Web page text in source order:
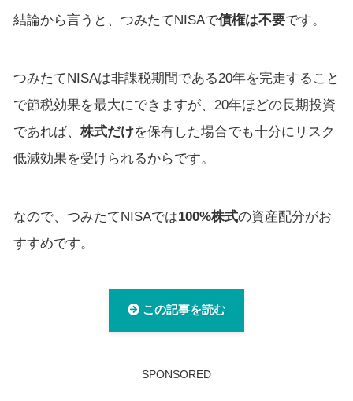
結論から言うと、つみたてNISAで債権は不要です。
つみたてNISAは非課税期間である20年を完走すること
で節税効果を最大にできますが、20年ほどの長期投資
であれば、 株式だけを保有した場合でも十分にリスク
低減効果を受けられるからです。
なので、つみたてNISAでは100%株式の資産配分がお
すすめです。
この記事を読む
SPONSORED